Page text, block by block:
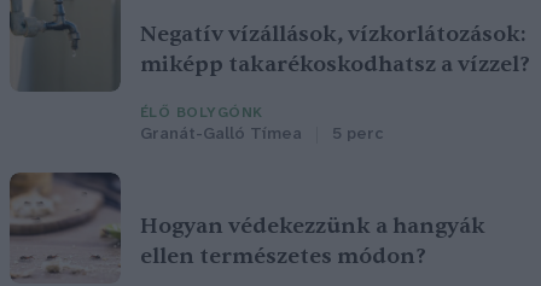
Negatív vízállások, vízkorlátozások:
miképp takarékoskodhatsz a vízzel?
ÉLŐ BOLYGÓNK
Granát-Galló Tímea 5 perc
Hogyan védekezzünk a hangyák
ellen természetes módon?